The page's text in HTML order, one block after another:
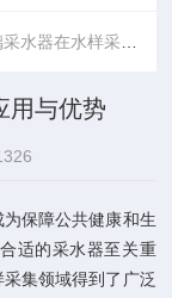
在水样采集中的应用与优势
用与优势
保障公共健康和生
适的采水器至关重
集领域得到了广泛